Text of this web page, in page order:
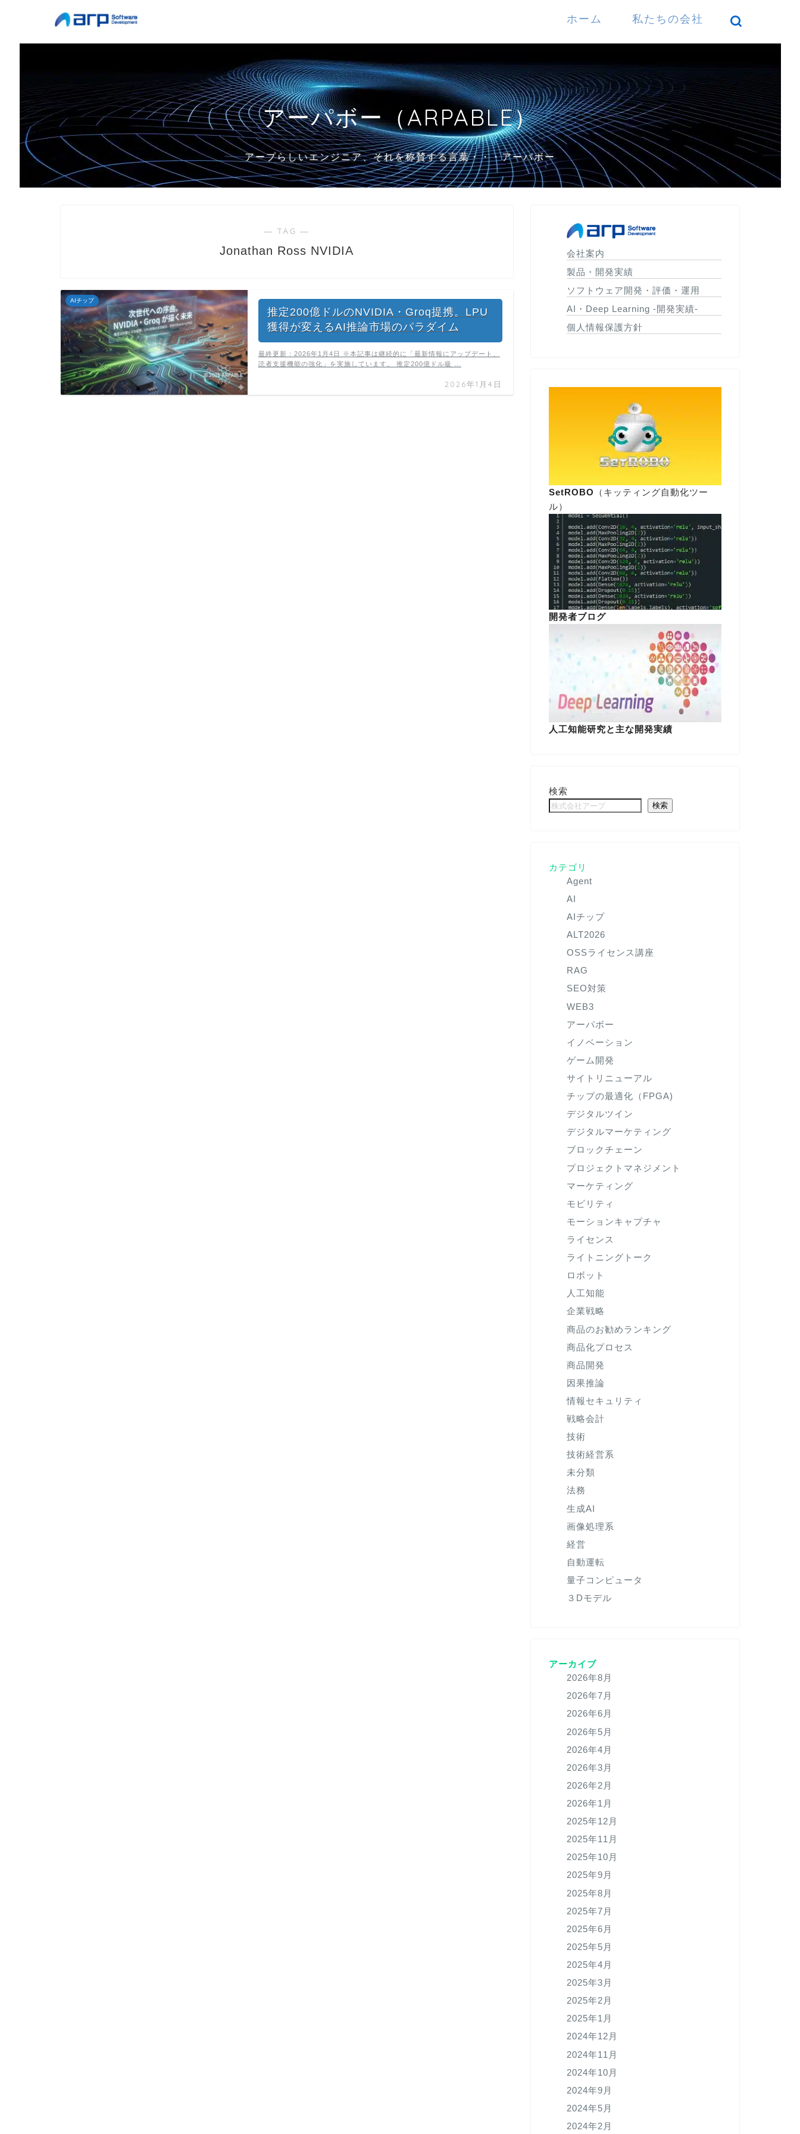
ホーム 私たちの会社
アーパボー（ARPABLE）
アープらしいエンジニア、それを称賛する言葉・・・アーパボー
― TAG ―
Jonathan Ross NVIDIA
AIチップ
推定200億ドルのNVIDIA・Groq提携。LPU
獲得が変えるAI推論市場のパラダイム
2026年1月4日
最終更新：2026年1月4日 ※本記事は継続的に「最新情報にアップデート、
読者支援機能の強化」を実施しています。 推定200億ドル級 …
会社案内
製品・開発実績
ソフトウェア開発・評価・運用
AI・Deep Learning -開発実績-
個人情報保護方針
SetROBO
（キッティング自動化ツー
ル）
開発者ブログ
人工知能研究と主な開発実績
検索
検索
カテゴリ
Agent
AI
AIチップ
ALT2026
OSSライセンス講座
RAG
SEO対策
WEB3
アーパボー
イノベーション
ゲーム開発
サイトリニューアル
チップの最適化（FPGA)
デジタルツイン
デジタルマーケティング
ブロックチェーン
プロジェクトマネジメント
マーケティング
モビリティ
モーションキャプチャ
ライセンス
ライトニングトーク
ロボット
人工知能
企業戦略
商品のお勧めランキング
商品化プロセス
商品開発
因果推論
情報セキュリティ
戦略会計
技術
技術経営系
未分類
法務
生成AI
画像処理系
経営
自動運転
量子コンピュータ
３Dモデル
アーカイブ
2026年8月
2026年7月
2026年6月
2026年5月
2026年4月
2026年3月
2026年2月
2026年1月
2025年12月
2025年11月
2025年10月
2025年9月
2025年8月
2025年7月
2025年6月
2025年5月
2025年4月
2025年3月
2025年2月
2025年1月
2024年12月
2024年11月
2024年10月
2024年9月
2024年5月
2024年2月